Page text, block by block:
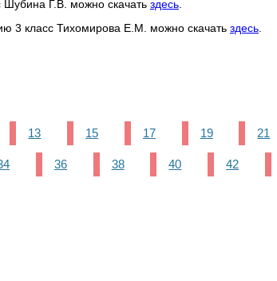
Шубина Г.В. можно скачать здесь.
3 класс Тихомирова Е.М. можно скачать здесь.
13 15 17 19 21
36 38 40 42